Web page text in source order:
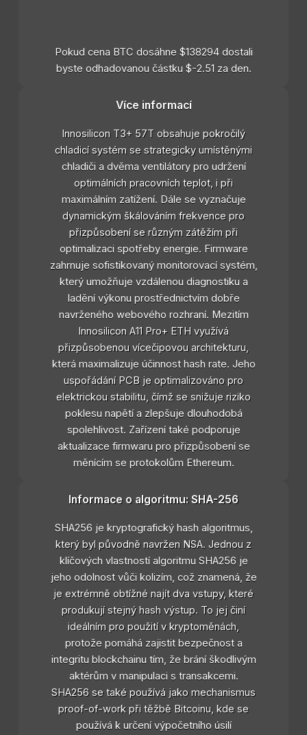
Pokud cena BTC dosáhne $138294 dostali
byste odhadovanou částku $-2.51 za den.
Více informací
Innosilicon T3+ 57T obsahuje pokročilý
chladicí systém se strategicky umístěnými
chladiči a dvěma ventilátory pro udržení
optimálních pracovních teplot, i při
maximálním zatížení. Dále se vyznačuje
dynamickým škálováním frekvence pro
přizpůsobení se různým zátěžím při
optimalizaci spotřeby energie. Firmware
zahrnuje sofistikovaný monitorovací systém,
který umožňuje vzdálenou diagnostiku a
ladění výkonu prostřednictvím dobře
navrženého webového rozhraní. Mezitím
Innosilicon A11 Pro+ ETH využívá
přizpůsobenou vícečipovou architekturu,
která maximalizuje účinnost hash rate. Jeho
uspořádání PCB je optimalizováno pro
elektrickou stabilitu, čímž se snižuje riziko
poklesu napětí a zlepšuje dlouhodobá
spolehlivost. Zařízení také podporuje
aktualizace firmwaru pro přizpůsobení se
měnícím se protokolům Ethereum.
Informace o algoritmu: SHA-256
SHA256 je kryptografický hash algoritmus,
který byl původně navržen NSA. Jednou z
klíčových vlastností algoritmu SHA256 je
jeho odolnost vůči kolizím, což znamená, že
je extrémně obtížné najít dva vstupy, které
produkují stejný hash výstup. To jej činí
ideálním pro použití v kryptoměnách,
protože pomáhá zajistit bezpečnost a
integritu blockchainu tím, že brání škodlivým
aktérům v manipulaci s transakcemi.
SHA256 se také používá jako mechanismus
proof-of-work při těžbě Bitcoinu, kde se
používá k určení výpočetního úsilí